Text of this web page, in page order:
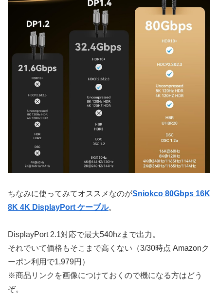
ちなみに使ってみてオススメなのがSniokco 80Gbps 16K
8K 4K DisplayPort ケーブル。
DisplayPort 2.1対応で最大540hzまで出力。
それでいて価格もそこまで高くない（3/30時点 Amazonク
ーポン利用で1,979円）
※商品リンクを画像につけておくので機になる方はどう
ぞ。